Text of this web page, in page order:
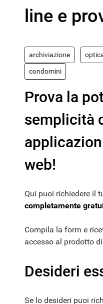
line e
archiviazione
condomini
Prova la
semplicità
web!
Qui puoi richiedere il
completamente
Compila la form e
accesso al prodotto
Desideri
Se lo desideri puoi